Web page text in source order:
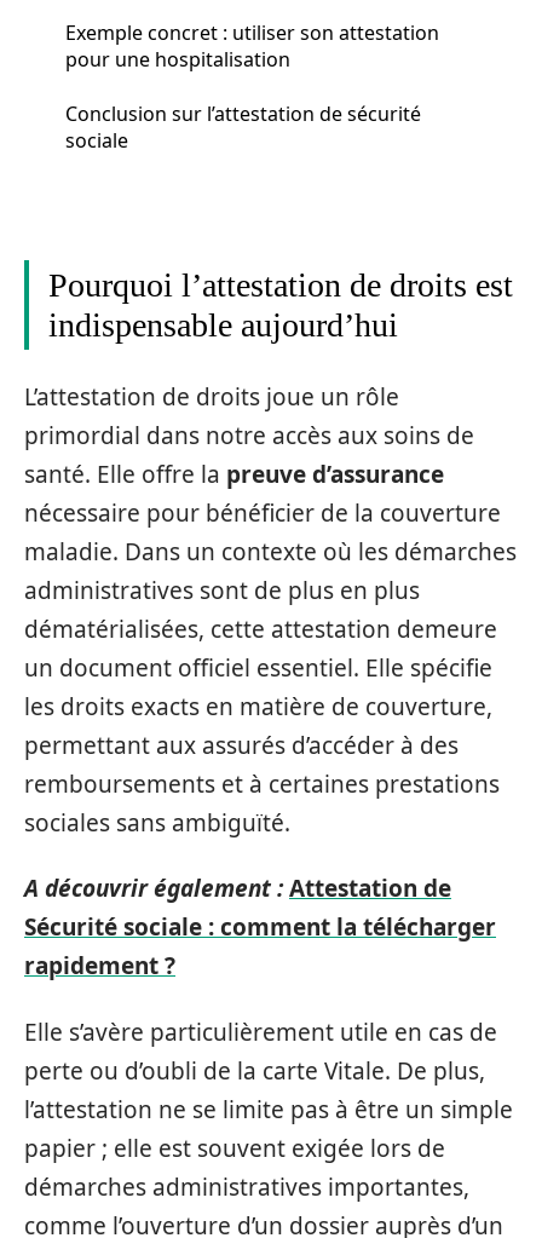
Exemple concret : utiliser son attestation
pour une hospitalisation
Conclusion sur l’attestation de sécurité
sociale
Pourquoi l’attestation de droits est
indispensable aujourd’hui
L’attestation de droits joue un rôle
primordial dans notre accès aux soins de
santé. Elle offre la preuve d’assurance
nécessaire pour bénéficier de la couverture
maladie. Dans un contexte où les démarches
administratives sont de plus en plus
dématérialisées, cette attestation demeure
un document officiel essentiel. Elle spécifie
les droits exacts en matière de couverture,
permettant aux assurés d’accéder à des
remboursements et à certaines prestations
sociales sans ambiguïté.
A découvrir également :Attestation de
Sécurité sociale : comment la télécharger
rapidement ?
Elle s’avère particulièrement utile en cas de
perte ou d’oubli de la carte Vitale. De plus,
l’attestation ne se limite pas à être un simple
papier ; elle est souvent exigée lors de
démarches administratives importantes,
comme l’ouverture d’un dossier auprès d’un